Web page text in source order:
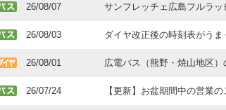
26/08/07 サンフレッチェ広島フルラ
26/08/03 ダイヤ改正後の時刻表がう
26/08/01 広電バス（熊野・焼山地区
26/07/24 【更新】お盆期間中の営業